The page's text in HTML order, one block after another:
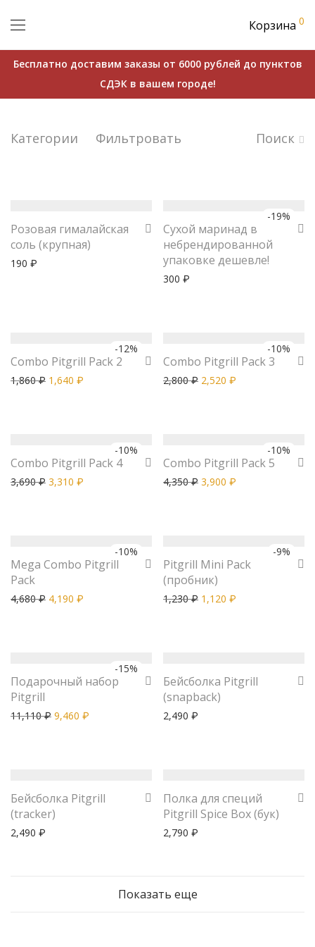
Корзина 0
Бесплатно доставим заказы от 6000 рублей до пунктов
СДЭК в вашем городе!
Категории Фильтровать Поиск
Розовая гималайская
соль (крупная)
190 ₽
-19%
Сухой маринад в
небрендированной
упаковке дешевле!
300 ₽
-12%
Combo Pitgrill Pack 2
1,860₽ 1,640 ₽
-10%
Combo Pitgrill Pack 3
2,800₽ 2,520 ₽
-10%
Combo Pitgrill Pack 4
3,690₽ 3,310 ₽
-10%
Combo Pitgrill Pack 5
4,350₽ 3,900 ₽
-10%
Mega Combo Pitgrill
Pack
4,680₽ 4,190 ₽
-9%
Pitgrill Mini Pack
(пробник)
1,230₽ 1,120 ₽
-15%
Подарочный набор
Pitgrill
11,110₽ 9,460 ₽
Бейсболка Pitgrill
(snapback)
2,490 ₽
Бейсболка Pitgrill
(tracker)
2,490 ₽
Полка для специй
Pitgrill Spice Box (бук)
2,790 ₽
Показать еще